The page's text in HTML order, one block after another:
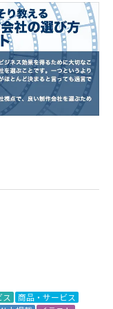
商品・サービス